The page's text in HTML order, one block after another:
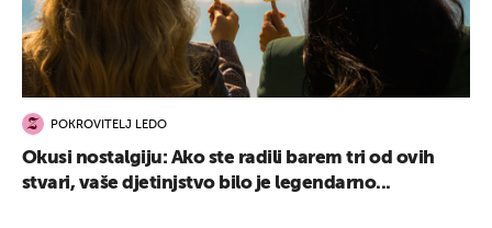
POKROVITELJ LEDO
Okusi nostalgiju: Ako ste radili barem tri od ovih
stvari, vaše djetinjstvo bilo je legendarno...